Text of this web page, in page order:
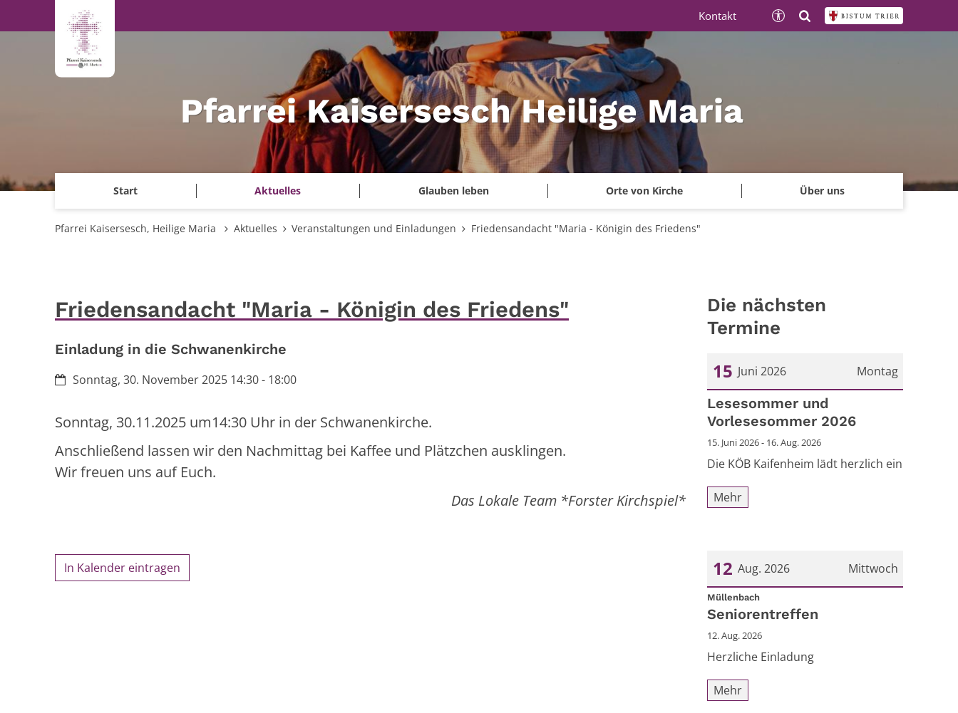
Zum Inhalt springen
Pfarrei Kaisersesch Heilige Maria
Start Aktuelles Glauben leben Orte von Kirche Über uns
Kontakt
Pfarrei Kaisersesch, Heilige Maria Aktuelles Veranstaltungen und Einladungen Friedensandacht "Maria - Königin des Friedens"
Friedensandacht "Maria - Königin des Friedens"
Einladung in die Schwanenkirche
Datum:Sonntag, 30. November 2025 14:30 - 18:00
Sonntag, 30.11.2025 um14:30 Uhr in der Schwanenkirche.
Anschließend lassen wir den Nachmittag bei Kaffee und Plätzchen ausklingen.
Wir freuen uns auf Euch.
Das Lokale Team *Forster Kirchspiel*
In Kalender eintragen
Die nächsten
Termine
Montag
15 Juni 2026
Datum: 15. Juni 2026
Lesesommer und
Vorlesesommer 2026
15. Juni 2026 - 16. Aug. 2026
Die KÖB Kaifenheim lädt herzlich ein
Mehr
Mittwoch
12 Aug. 2026
Datum: 12. August 2026
Müllenbach:
Seniorentreffen
12. Aug. 2026
Herzliche Einladung
Mehr